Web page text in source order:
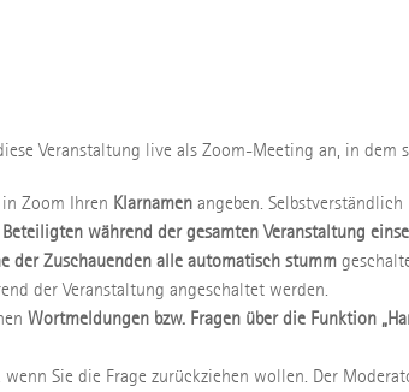
Veranstaltung live als Zoom-Meeting an, in
Zoom Ihren Klarnamen angeben.
während der gesamten Veranstaltung
der Zuschauenden alle automatisch stumm
der Veranstaltung angeschaltet werden.
Wortmeldungen bzw. Fragen über die Funktion
Sie die Frage zurückziehen wollen. Der